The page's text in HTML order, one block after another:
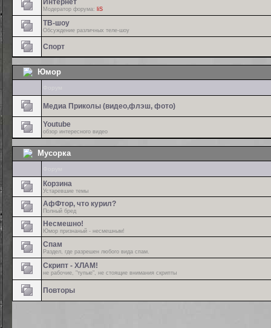
Модератор форума: liS
ТВ-шоу
Обсуждение различных теле-шоу
Спорт
Юмор
Медиа Приколы (видео,флэш, фото)
Youtube
обзор интересного видео
Мусорка
Корзина
Устаревшие темы
АфФтор, что курил?
Полный бред
Несмешно!
Юмор признаный - несмешным!
Спам
Раздел, где разрешен любого вида спам.
Скрипт - ХЛАМ!
не рабочие, "тупые", не стоящие внимания скрипты
Повторы